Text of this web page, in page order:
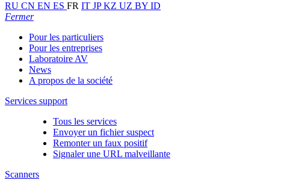
RU CN EN ES FR IT JPKZ UZ BY ID
Fermer
Pour les particuliers
Pour les entreprises
Laboratoire AV
News
A propos de la société
Services support
Tous les services
Envoyer un fichier suspect
Remonter un faux positif
Signaler une URL malveillante
Scanners